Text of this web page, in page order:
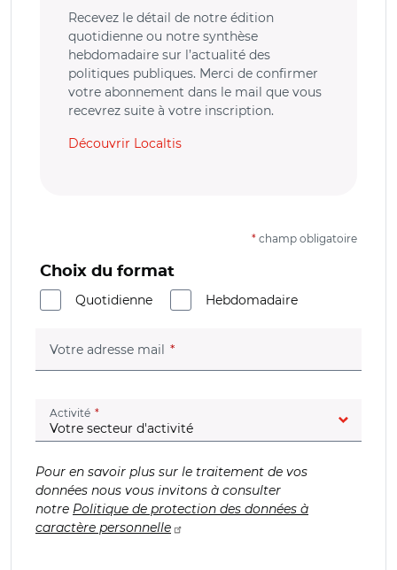
Recevez le détail de notre édition
quotidienne ou notre synthèse
hebdomadaire sur l’actualité des
politiques publiques. Merci de confirmer
votre abonnement dans le mail que vous
recevrez suite à votre inscription.
Découvrir Localtis
* champ obligatoire
Choix du format
Quotidienne
Hebdomadaire
Votre adresse mail (champ obligatoire)
Activité (champ obligatoire)
Pour en savoir plus sur le traitement de vos
données nous vous invitons à consulter
notre Politique de protection des données à
caractère personnelle